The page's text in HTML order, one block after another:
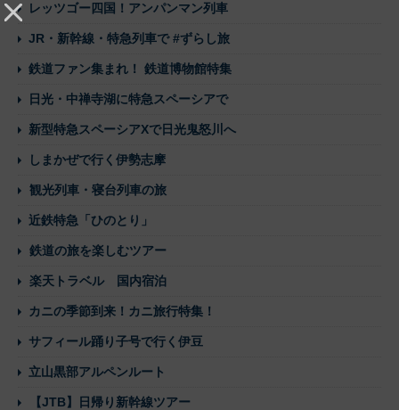
レッツゴー四国！アンパンマン列車
JR・新幹線・特急列車で #ずらし旅
鉄道ファン集まれ！ 鉄道博物館特集
日光・中禅寺湖に特急スペーシアで
新型特急スペーシアXで日光鬼怒川へ
しまかぜで行く伊勢志摩
観光列車・寝台列車の旅
近鉄特急「ひのとり」
鉄道の旅を楽しむツアー
楽天トラベル 国内宿泊
カニの季節到来！カニ旅行特集！
サフィール踊り子号で行く伊豆
立山黒部アルペンルート
【JTB】日帰り新幹線ツアー